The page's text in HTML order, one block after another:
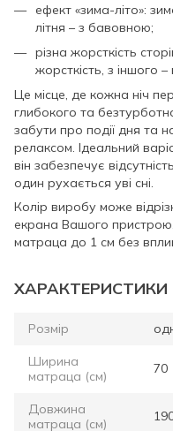
ефект «зима-літо»:
літня – з бавовною;
різна жорсткість
жорсткість, з іншого
Це місце, де кожна ніч
глибокого та
забути про події дня та
релаксом. Ідеальний
він забезпечує
один рухається уві сні.
Колір виробу може
екрана Вашого
матраца до 1 см без
ХАРАКТЕРИСТИКИ
Розмір
Ширина
матраца (см)
70
Довжина
матраца (см)